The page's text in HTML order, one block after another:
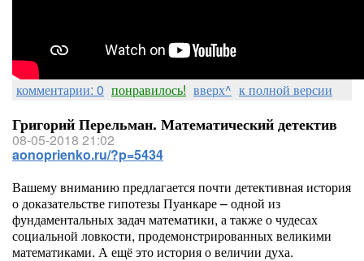
комментарии: 0 понравилось! вверх^ к полной версии
Григорий Перельман. Математический детектив
08-05-2018 21:02
aonoprienko.ru/?p=5434
Вашему вниманию предлагается почти детективная история
о доказательстве гипотезы Пуанкаре – одной из
фундаментальных задач математики, а также о чудесах
социальной ловкости, продемонстрированных великими
математиками. А ещё это история о величии духа.